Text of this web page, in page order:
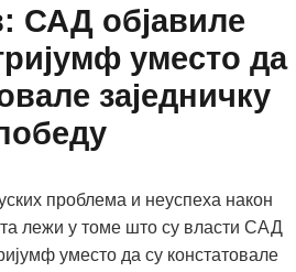
САД објавиле
уместо да
заједничку
проблема и неуспеха након
лежи у томе што су власти САД
уместо да су констатовале